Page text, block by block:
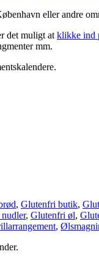
eller andre
det muligt at klikke ind
mm.
, Glutenfri butik,
, Glutenfri øl,
,